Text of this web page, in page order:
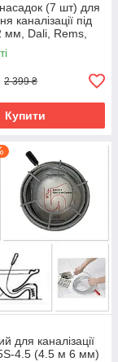
(7 шт) для
каналізації під
мм, Dali, Rems,
2 399 ₴
Купити
для каналізації
4.5 (4.5 м 6 мм)